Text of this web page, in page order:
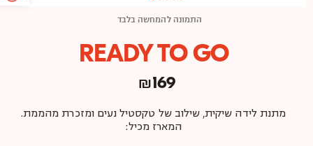
התמונה להמחשה בלבד
READY TO GO
₪169
מתנת לידה שיקית, שילוב של טקסטיל נעים ומזכרת מהממת.
המארז מכיל: